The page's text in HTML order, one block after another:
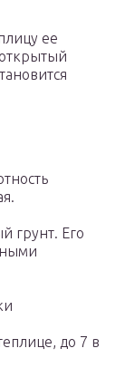
ее
грунт. Его
до 7 в